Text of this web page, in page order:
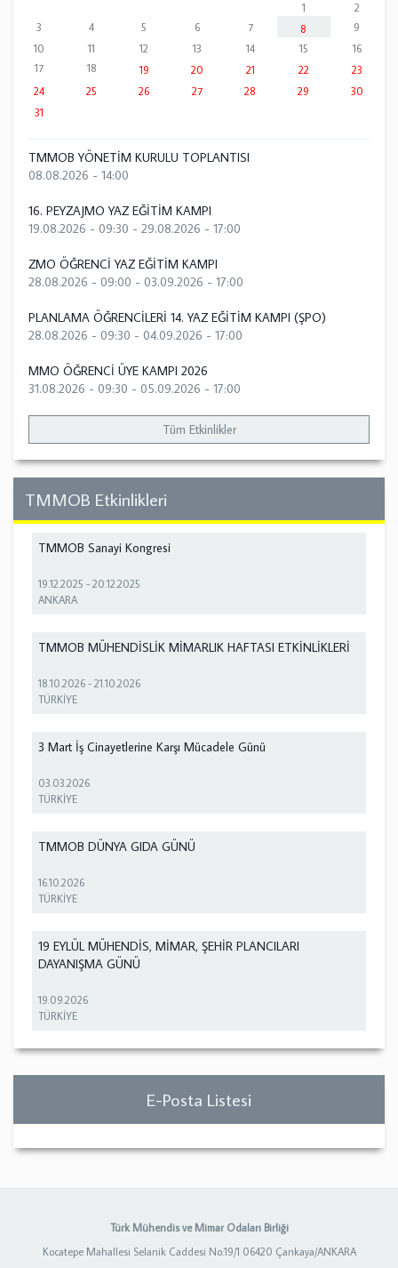
1
2
3
4 5 6 7 8
9
10
11 12 13 14 15
16
17
18 19 20 21 22
23
24
25 26 27 28 29
30
31
TMMOB YÖNETİM KURULU TOPLANTISI
08.08.2026 - 14:00
16. PEYZAJMO YAZ EĞİTİM KAMPI
19.08.2026 - 09:30 - 29.08.2026 - 17:00
ZMO ÖĞRENCİ YAZ EĞİTİM KAMPI
28.08.2026 - 09:00 - 03.09.2026 - 17:00
PLANLAMA ÖĞRENCİLERİ 14. YAZ EĞİTİM KAMPI (ŞPO)
28.08.2026 - 09:30 - 04.09.2026 - 17:00
MMO ÖĞRENCİ ÜYE KAMPI 2026
31.08.2026 - 09:30 - 05.09.2026 - 17:00
Tüm Etkinlikler
TMMOB Etkinlikleri
TMMOB Sanayi Kongresi
19.12.2025 -20.12.2025
ANKARA
TMMOB MÜHENDİSLİK MİMARLIK HAFTASI ETKİNLİKLERİ
18.10.2026 -21.10.2026
TÜRKİYE
3 Mart İş Cinayetlerine Karşı Mücadele Günü
03.03.2026
TÜRKİYE
TMMOB DÜNYA GIDA GÜNÜ
16.10.2026
TÜRKİYE
19 EYLÜL MÜHENDİS, MİMAR, ŞEHİR PLANCILARI
DAYANIŞMA GÜNÜ
19.09.2026
TÜRKİYE
E-Posta Listesi
Türk Mühendis ve Mimar Odaları Birliği
Kocatepe Mahallesi Selanik Caddesi No:19/1 06420 Çankaya/ANKARA